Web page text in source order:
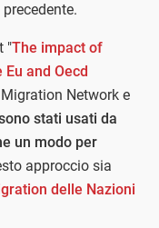
"The impact of
and Oecd
Network e
stati usati da
un modo per
approccio sia
delle Nazioni